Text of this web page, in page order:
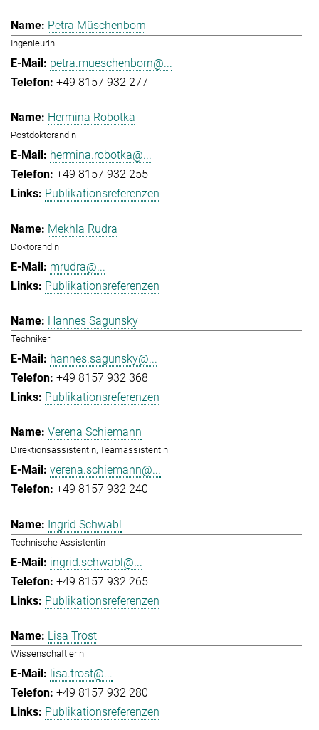
Petra Müschenborn
Ingenieurin
petra.mueschenborn@...
+49 8157 932 277
Hermina Robotka
Postdoktorandin
hermina.robotka@...
+49 8157 932 255
Publikationsreferenzen
Mekhla Rudra
Doktorandin
mrudra@...
Publikationsreferenzen
Hannes Sagunsky
Techniker
hannes.sagunsky@...
+49 8157 932 368
Publikationsreferenzen
Verena Schiemann
Direktionsassistentin, Teamassistentin
verena.schiemann@...
+49 8157 932 240
Ingrid Schwabl
Technische Assistentin
ingrid.schwabl@...
+49 8157 932 265
Publikationsreferenzen
Lisa Trost
Wissenschaftlerin
lisa.trost@...
+49 8157 932 280
Publikationsreferenzen